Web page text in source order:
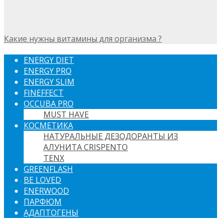
Какие нужны витамины для организма ?
ENERGY DIET
ENERGY PRO
ENERGY SLIM
FINEFFECT
OCCUBA PRO
MUST HAVE
КОСМЕТИКА
НАТУРАЛЬНЫЕ ДЕЗОДОРАНТЫ ИЗ
АЛУНИТА CRISPENTO
TENX
GREENFLASH
BE LOVED
ENERWOOD
ПАРФЮМ
АДАПТОГЕНЫ